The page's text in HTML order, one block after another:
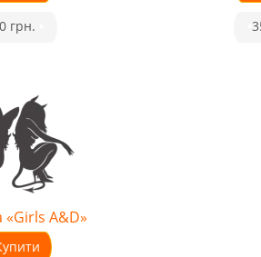
грн.
«Girls A&D»